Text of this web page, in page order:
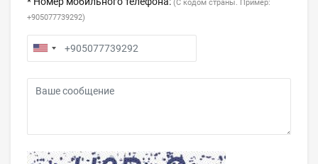
(С кодом страны. Пример:
+905077739292)